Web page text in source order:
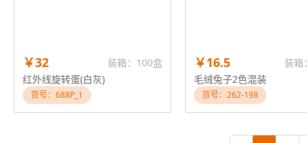
￥32
装箱：100盒
红外线旋转蛋(白灰)
货号：688P_1
￥16.5
装箱
毛绒兔子2色混装
货号：262-198